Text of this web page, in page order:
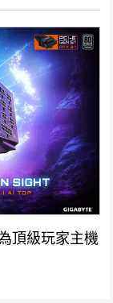
頂級玩家主機